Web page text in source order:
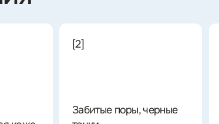
врачи
видение